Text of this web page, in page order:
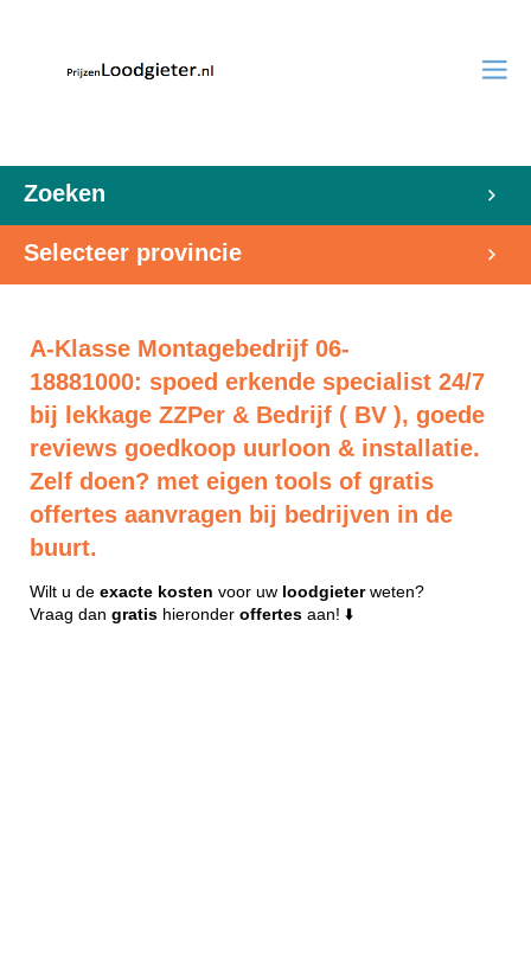
Zoeken
Selecteer provincie
A-Klasse Montagebedrijf 06-
18881000: spoed erkende specialist 24/7
bij lekkage ZZPer & Bedrijf ( BV ), goede
reviews goedkoop uurloon & installatie.
Zelf doen? met eigen tools of gratis
offertes aanvragen bij bedrijven in de
buurt.
Wilt u de exacte kosten voor uw loodgieterweten?
Vraag dan gratis hieronder offertes aan! ⬇️